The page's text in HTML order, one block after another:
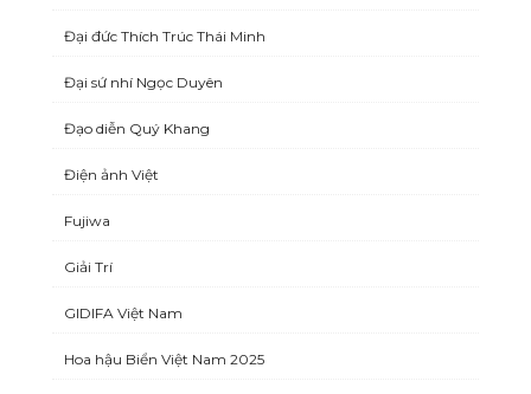
Đại đức Thích Trúc Thái Minh
Đại sứ nhí Ngọc Duyên
Đạo diễn Quý Khang
Điện ảnh Việt
Fujiwa
Giải Trí
GIDIFA Việt Nam
Hoa hậu Biển Việt Nam 2025